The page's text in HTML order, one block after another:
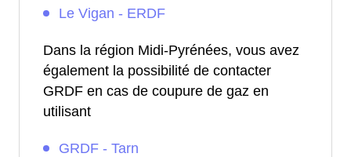
Le Vigan - ERDF
Dans la région Midi-Pyrénées, vous avez
également la possibilité de contacter
GRDF en cas de coupure de gaz en
utilisant
GRDF - Tarn